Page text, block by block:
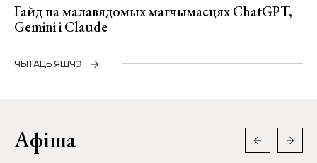
Гайд па малавядомых магчымасцях ChatGPT,
Gemini і Claude
ЧЫТАЦЬ ЯШЧЭ
Афіша